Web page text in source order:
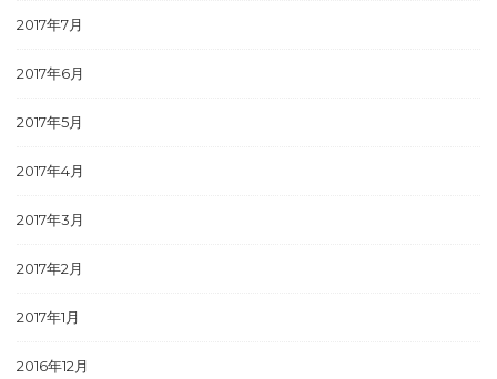
2017年7月
2017年6月
2017年5月
2017年4月
2017年3月
2017年2月
2017年1月
2016年12月